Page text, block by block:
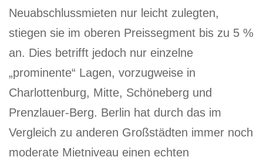
Neuabschlussmieten nur leicht zulegten,
stiegen sie im oberen Preissegment bis zu 5 %
an. Dies betrifft jedoch nur einzelne
„prominente“ Lagen, vorzugweise in
Charlottenburg, Mitte, Schöneberg und
Prenzlauer-Berg. Berlin hat durch das im
Vergleich zu anderen Großstädten immer noch
moderate Mietniveau einen echten